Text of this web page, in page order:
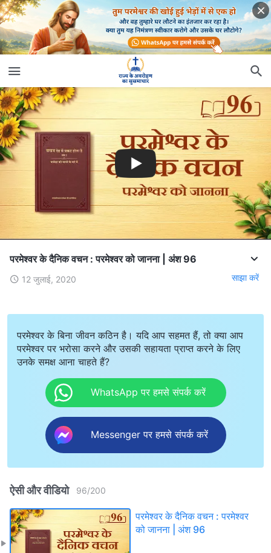
परमेश्वर के दैनिक वचन : परमेश्वर को जानना | अंश 96
12 जुलाई, 2020 साझा करें
परमेश्वर के बिना जीवन कठिन है। यदि आप सहमत हैं, तो क्या आप
परमेश्वर पर भरोसा करने और उसकी सहायता प्राप्त करने के लिए
उनके समक्ष आना चाहते हैं?
WhatsApp पर हमसे संपर्क करें
Messenger पर हमसे संपर्क करें
ऐसी और वीडियो 96/200
परमेश्वर के दैनिक वचन : परमेश्वर
को जानना | अंश 96